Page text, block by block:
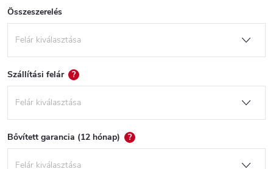
Összeszerelés
Szállítási felár ?
Bővített garancia (12 hónap) ?